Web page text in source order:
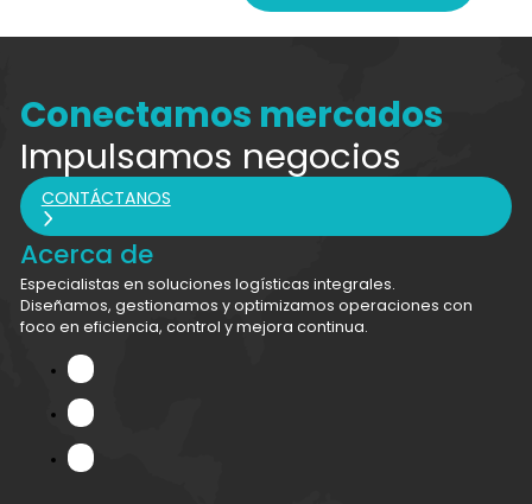
Conectamos mercados
Impulsamos negocios
CONTÁCTANOS
Acerca de
Especialistas en soluciones logísticas integrales.
Diseñamos, gestionamos y optimizamos operaciones con
foco en eficiencia, control y mejora continua.